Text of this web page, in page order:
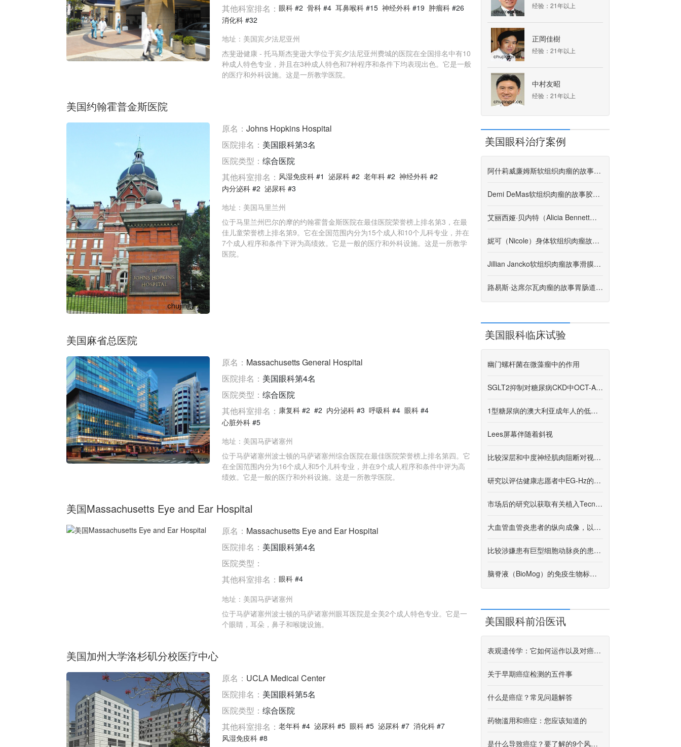
其他科室排名： 眼科 #2 骨科 #4 耳鼻喉科 #15 神经外科 #19 肿瘤科 #26
消化科 #32
地址： 美国宾夕法尼亚州
杰斐逊健康 - 托马斯杰斐逊大学位于宾夕法尼亚州费城的医院在全国排名中有10
种成人特色专业，并且在3种成人特色和7种程序和条件下均表现出色。它是一般
的医疗和外科设施。这是一所教学医院。
美国约翰霍普金斯医院
原名： Johns Hopkins Hospital
医院排名： 美国眼科第3名
医院类型： 综合医院
其他科室排名： 风湿免疫科 #1 泌尿科 #2 老年科 #2 神经外科 #2
内分泌科 #2 泌尿科 #3
地址： 美国马里兰州
位于马里兰州巴尔的摩的约翰霍普金斯医院在最佳医院荣誉榜上排名第3，在最
佳儿童荣誉榜上排名第9。它在全国范围内分为15个成人和10个儿科专业，并在
7个成人程序和条件下评为高绩效。它是一般的医疗和外科设施。这是一所教学
医院。
美国麻省总医院
原名： Massachusetts General Hospital
医院排名： 美国眼科第4名
医院类型： 综合医院
其他科室排名： 康复科 #2 #2 内分泌科 #3 呼吸科 #4 眼科 #4
心脏外科 #5
地址： 美国马萨诸塞州
位于马萨诸塞州波士顿的马萨诸塞州综合医院在最佳医院荣誉榜上排名第四。它
在全国范围内分为16个成人和5个儿科专业，并在9个成人程序和条件中评为高
绩效。它是一般的医疗和外科设施。这是一所教学医院。
美国Massachusetts Eye and Ear Hospital
原名： Massachusetts Eye and Ear Hospital
医院排名： 美国眼科第4名
医院类型：
其他科室排名： 眼科 #4
地址： 美国马萨诸塞州
位于马萨诸塞州波士顿的马萨诸塞州眼耳医院是全美2个成人特色专业。它是一
个眼睛，耳朵，鼻子和喉咙设施。
美国加州大学洛杉矶分校医疗中心
原名： UCLA Medical Center
医院排名： 美国眼科第5名
医院类型： 综合医院
其他科室排名： 老年科 #4 泌尿科 #5 眼科 #5 泌尿科 #7 消化科 #7
风湿免疫科 #8
经验：21年以上
正岡佳樹
经验：21年以上
中村友昭
经验：21年以上
美国眼科治疗案例
阿什莉威廉姆斯软组织肉瘤的故事胶质瘤
Demi DeMas软组织肉瘤的故事胶状瘤
艾丽西娅·贝内特（Alicia Bennett）软组织肉瘤故事胶样肿瘤，第4阶段
妮可（Nicole）身体软组织肉瘤故事，未分化多形性肉瘤（UPS），第3阶段
Jillian Jancko软组织肉瘤故事滑膜肉瘤，第3阶段
路易斯·达席尔瓦肉瘤的故事胃肠道间质瘤
美国眼科临床试验
幽门螺杆菌在微藻瘤中的作用
SGLT2抑制对糖尿病CKD中OCT-A参数的影响
1型糖尿病的澳大利亚成年人的低碳水化合物饮食，生活质量和血糖控制
Lees屏幕伴随着斜视
比较深层和中度神经肌肉阻断对视神经鞘直径（Mblonde）的影响
研究以评估健康志愿者中EG-Hz的安全性，耐受性和探索的免疫原性
市场后的研究以获取有关植入Tecnis toric II IOL的眼睛临床结果的外科医生反馈
大血管血管炎患者的纵向成像，以预测进一步的疾病病程
比较涉嫌患有巨型细胞动脉炎的患者的超声研究的22MHz和18MHz高频探针（ECHORTON）
脑脊液（BioMog）的免疫生物标志物谱
美国眼科前沿医讯
表观遗传学：它如何运作以及对癌症研究意味着什么
关于早期癌症检测的五件事
什么是癌症？常见问题解答
药物滥用和癌症：您应该知道的
是什么导致癌症？要了解的9个风险因素